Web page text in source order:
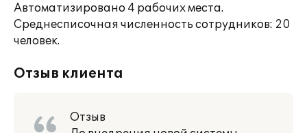
Автоматизировано 4 рабочих места.
Среднесписочная численность сотрудников: 20
человек.
Отзыв клиента
Отзыв